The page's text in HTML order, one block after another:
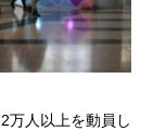
万人以上を動員し